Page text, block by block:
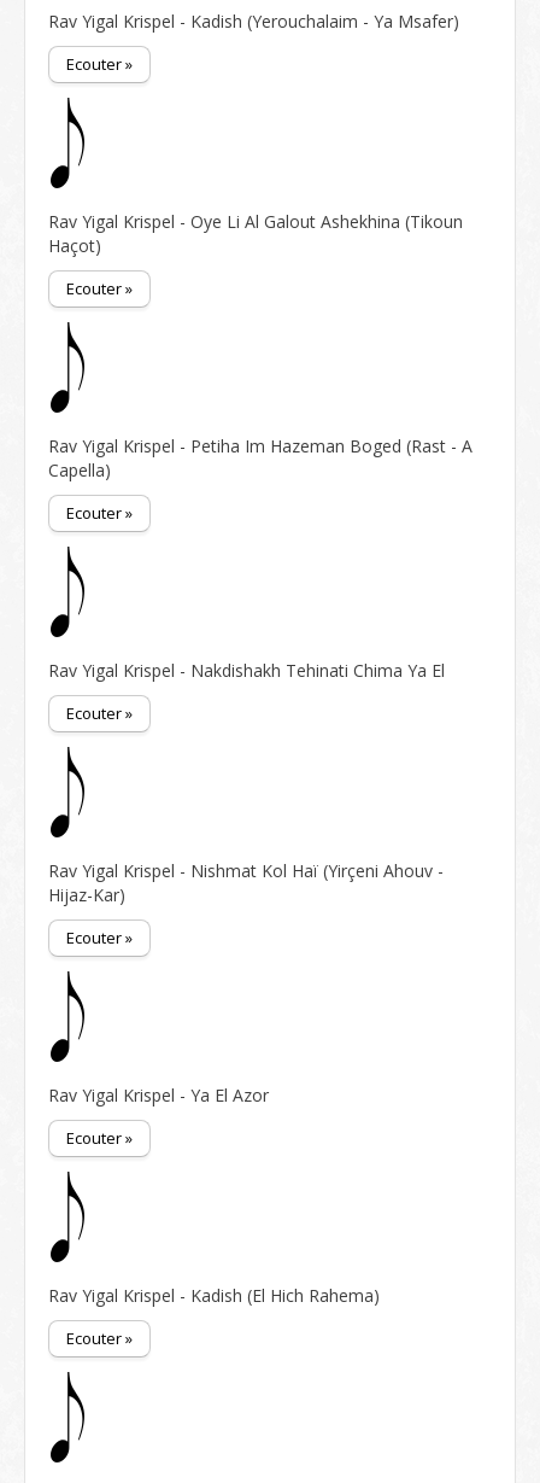
Rav Yigal Krispel - Kadish (Yerouchalaim - Ya Msafer)
Ecouter »
Rav Yigal Krispel - Oye Li Al Galout Ashekhina (Tikoun
Haçot)
Ecouter »
Rav Yigal Krispel - Petiha Im Hazeman Boged (Rast - A
Capella)
Ecouter »
Rav Yigal Krispel - Nakdishakh Tehinati Chima Ya El
Ecouter »
Rav Yigal Krispel - Nishmat Kol Haï (Yirçeni Ahouv -
Hijaz-Kar)
Ecouter »
Rav Yigal Krispel - Ya El Azor
Ecouter »
Rav Yigal Krispel - Kadish (El Hich Rahema)
Ecouter »